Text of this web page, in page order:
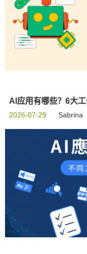
AI应用有哪些？6大
2026-07-29 Sabrina